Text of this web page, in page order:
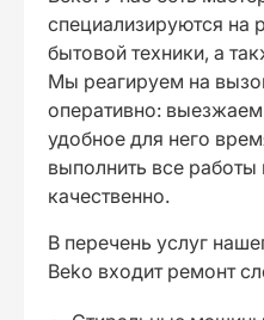
специализируются на
бытовой техники, а
Мы реагируем на
оперативно:
удобное для него
выполнить все
качественно.
В перечень услуг
Beko входит ремонт